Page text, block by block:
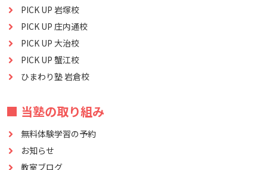
PICK UP 岩塚校
PICK UP 庄内通校
PICK UP 大治校
PICK UP 蟹江校
ひまわり塾 岩倉校
■ 当塾の取り組み
無料体験学習の予約
お知らせ
教室ブログ